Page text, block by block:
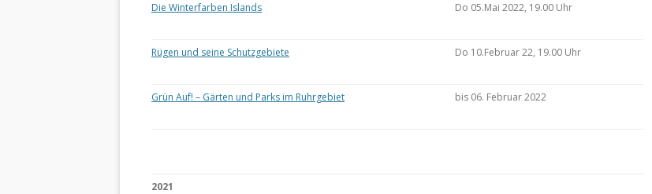
Die Winterfarben Islands Do 05.Mai 2022, 19.00 Uhr
Rügen und seine Schutzgebiete Do 10.Februar 22, 19.00 Uhr
Grün Auf! – Gärten und Parks im Ruhrgebiet bis 06. Februar 2022
2021